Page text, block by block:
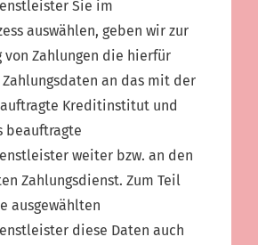
Sie im
auswählen, geben wir zur
von Zahlungen die hierfür
an das mit der
Kreditinstitut und
beauftragte
weiter bzw. an den
Zahlungsdienst. Zum Teil
ausgewählten
diese Daten auch